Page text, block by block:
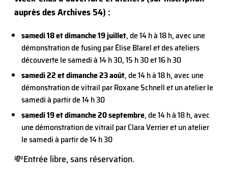
auprès des Archives 54) :
samedi 18 et dimanche 19 juillet, de 14 h à 18 h, avec une
démonstration de fusing par Élise Blarel et des ateliers
découverte le samedi à 14 h 30, 15 h 30 et 16 h 30
samedi 22 et dimanche 23 août, de 14 h à 18 h, avec une
démonstration de vitrail par Roxane Schnell et un atelier le
samedi à partir de 14 h 30
samedi 19 et dimanche 20 septembre, de 14 h à 18 h, avec
une démonstration de vitrail par Clara Verrier et un atelier
le samedi à partir de 14 h 30
💸Entrée libre, sans réservation.